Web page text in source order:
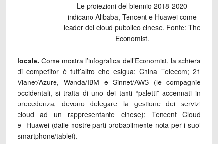
Le proiezioni del biennio 2018-2020
indicano Alibaba, Tencent e Huawei come
leader del cloud pubblico cinese. Fonte: The
Economist.
locale. Come mostra l’infografica dell’Economist, la schiera
di competitor è tutt’altro che esigua: China Telecom; 21
Vianet/Azure, Wanda/IBM e Sinnet/AWS (le compagnie
occidentali, si tratta di uno dei tanti “paletti” accennati in
precedenza, devono delegare la gestione dei servizi
cloud ad un rappresentante cinese); Tencent Cloud
e Huawei (dalle nostre parti probabilmente nota per i suoi
smartphone/tablet).